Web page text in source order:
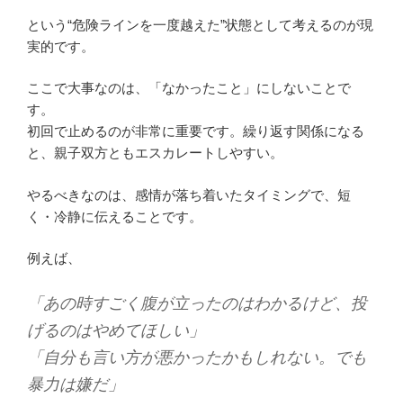
という“危険ラインを一度越えた”状態として考えるのが現
実的です。
ここで大事なのは、「なかったこと」にしないことで
す。
初回で止めるのが非常に重要です。繰り返す関係になる
と、親子双方ともエスカレートしやすい。
やるべきなのは、感情が落ち着いたタイミングで、短
く・冷静に伝えることです。
例えば、
「あの時すごく腹が立ったのはわかるけど、投
げるのはやめてほしい」
「自分も言い方が悪かったかもしれない。でも
暴力は嫌だ」